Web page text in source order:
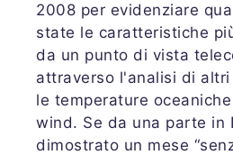
2008 per evidenziare
state le caratteristiche
da un punto di vista
attraverso l'analisi di
le temperature
wind. Se da una parte in
dimostrato un mese